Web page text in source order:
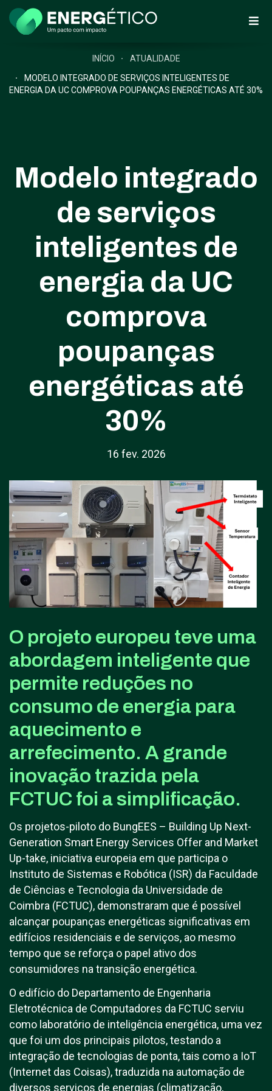
INÍCIO
ATUALIDADE
MODELO INTEGRADO DE SERVIÇOS INTELIGENTES DE
ENERGIA DA UC COMPROVA POUPANÇAS ENERGÉTICAS ATÉ 30%
Modelo integrado
de serviços
inteligentes de
energia da UC
comprova
poupanças
energéticas até
30%
16 fev. 2026
O projeto europeu teve uma
abordagem inteligente que
permite reduções no
consumo de energia para
aquecimento e
arrefecimento. A grande
inovação trazida pela
FCTUC foi a simplificação.
Os projetos-piloto do BungEES – Building Up Next-
Generation Smart Energy Services Offer and Market
Up-take, iniciativa europeia em que participa o
Instituto de Sistemas e Robótica (ISR) da Faculdade
de Ciências e Tecnologia da Universidade de
Coimbra (FCTUC), demonstraram que é possível
alcançar poupanças energéticas significativas em
edifícios residenciais e de serviços, ao mesmo
tempo que se reforça o papel ativo dos
consumidores na transição energética.
O edifício do Departamento de Engenharia
Eletrotécnica de Computadores da FCTUC serviu
como laboratório de inteligência energética, uma vez
que foi um dos principais pilotos, testando a
integração de tecnologias de ponta, tais como a IoT
(Internet das Coisas), traduzida na automação de
diversos serviços de energias (climatização,